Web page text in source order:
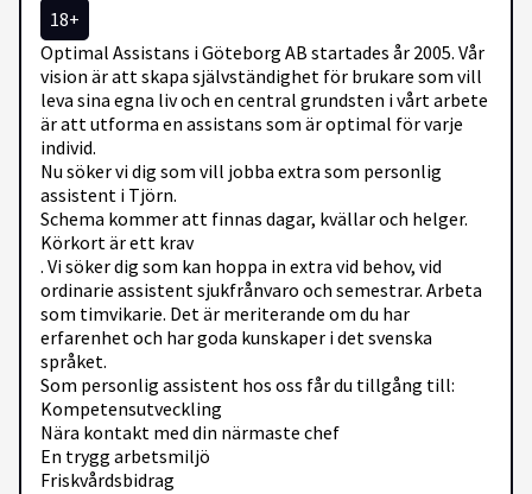
18+
Optimal Assistans i Göteborg AB startades år 2005. Vår
vision är att skapa självständighet för brukare som vill
leva sina egna liv och en central grundsten i vårt arbete
är att utforma en assistans som är optimal för varje
individ.
Nu söker vi dig som vill jobba extra som personlig
assistent i Tjörn.
Schema kommer att finnas dagar, kvällar och helger.
Körkort är ett krav
. Vi söker dig som kan hoppa in extra vid behov, vid
ordinarie assistent sjukfrånvaro och semestrar. Arbeta
som timvikarie. Det är meriterande om du har
erfarenhet och har goda kunskaper i det svenska
språket.
Som personlig assistent hos oss får du tillgång till:
Kompetensutveckling
Nära kontakt med din närmaste chef
En trygg arbetsmiljö
Friskvårdsbidrag